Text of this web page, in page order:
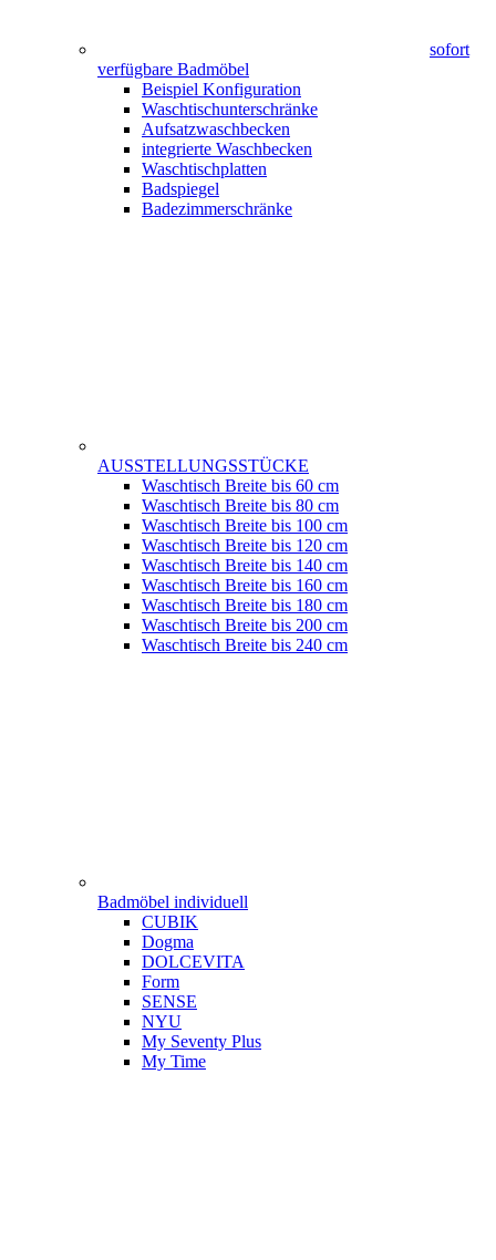
sofort
verfügbare Badmöbel
Beispiel Konfiguration
Waschtischunterschränke
Aufsatzwaschbecken
integrierte Waschbecken
Waschtischplatten
Badspiegel
Badezimmerschränke
AUSSTELLUNGSSTÜCKE
Waschtisch Breite bis 60 cm
Waschtisch Breite bis 80 cm
Waschtisch Breite bis 100 cm
Waschtisch Breite bis 120 cm
Waschtisch Breite bis 140 cm
Waschtisch Breite bis 160 cm
Waschtisch Breite bis 180 cm
Waschtisch Breite bis 200 cm
Waschtisch Breite bis 240 cm
Badmöbel individuell
CUBIK
Dogma
DOLCEVITA
Form
SENSE
NYU
My Seventy Plus
My Time